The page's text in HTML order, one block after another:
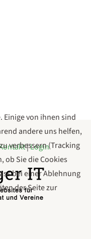
|Login
Einige von ihnen sind
andere uns helfen,
verbessern (Tracking
ob Sie die Cookies
bei einer Ablehnung
der Seite zur